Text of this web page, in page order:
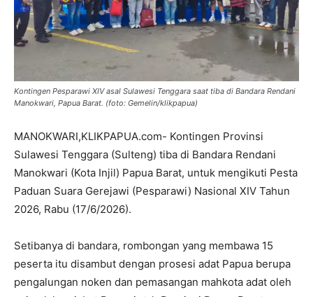
Kontingen Pesparawi XIV asal Sulawesi Tenggara saat tiba di Bandara Rendani
Manokwari, Papua Barat. (foto: Gemelin/klikpapua)
MANOKWARI,KLIKPAPUA.com- Kontingen Provinsi
Sulawesi Tenggara (Sulteng) tiba di Bandara Rendani
Manokwari (Kota Injil) Papua Barat, untuk mengikuti Pesta
Paduan Suara Gerejawi (Pesparawi) Nasional XIV Tahun
2026, Rabu (17/6/2026).
Setibanya di bandara, rombongan yang membawa 15
peserta itu disambut dengan prosesi adat Papua berupa
pengalungan noken dan pemasangan mahkota adat oleh